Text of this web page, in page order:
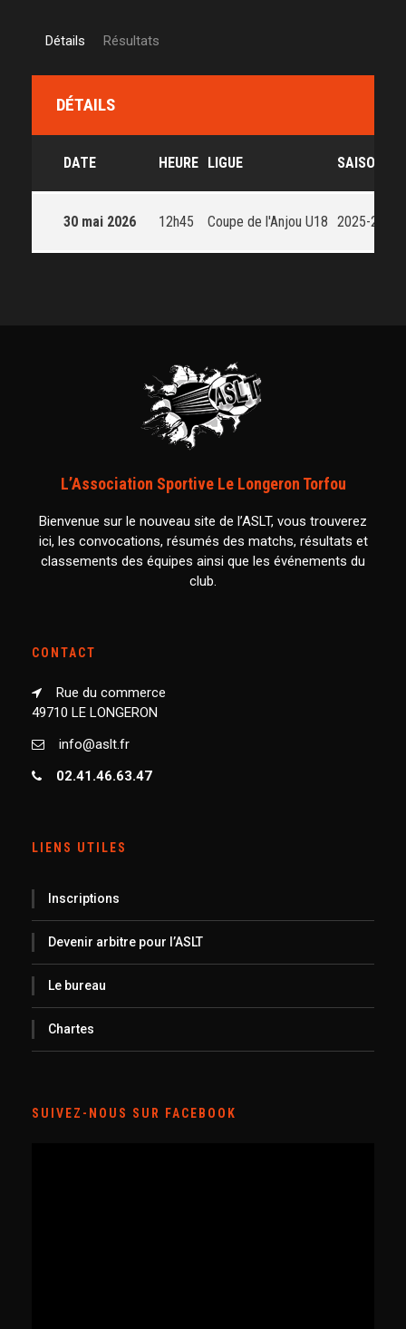
Détails Résultats
DÉTAILS
DATE HEURE LIGUE SAISON
30 mai 2026 12h45 Coupe de l'Anjou U18 2025-2026
L’Association Sportive Le Longeron Torfou
Bienvenue sur le nouveau site de l’ASLT, vous trouverez
ici, les convocations, résumés des matchs, résultats et
classements des équipes ainsi que les événements du
club.
CONTACT
Rue du commerce
49710 LE LONGERON
info@aslt.fr
02.41.46.63.47
LIENS UTILES
Inscriptions
Devenir arbitre pour l’ASLT
Le bureau
Chartes
SUIVEZ-NOUS SUR FACEBOOK